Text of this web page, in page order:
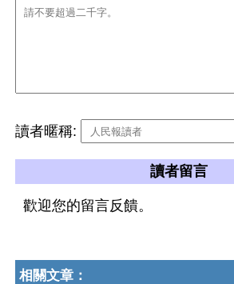
讀者暱稱:
讀者留言
歡迎您的留言反饋。
相關文章：